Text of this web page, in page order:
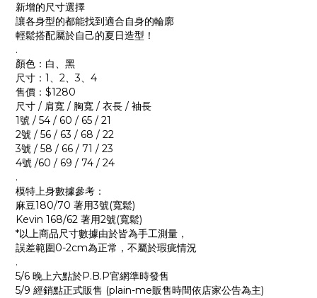
新增的尺寸選擇
讓各身型的都能找到適合自身的輪廓
輕鬆搭配屬於自己的夏日造型！
.
顏色：白、黑
尺寸：1、2、3、4
售價：$1280
尺寸 / 肩寬 / 胸寬 / 衣長 / 袖長
1號 / 54 / 60 / 65 / 21
2號 / 56 / 63 / 68 / 22
3號 / 58 / 66 / 71 / 23
4號 /60 / 69 / 74 / 24
.
模特上身數據參考：
麻豆180/70 著用3號(寬鬆)
Kevin 168/62 著用2號(寬鬆)
*以上商品尺寸數據由於皆為手工測量，
誤差範圍0-2cm為正常，不屬於瑕疵情況
.
5/6 晚上六點於P.B.P官網準時發售
5/9 經銷點正式販售 (plain-me販售時間依店家公告為主)